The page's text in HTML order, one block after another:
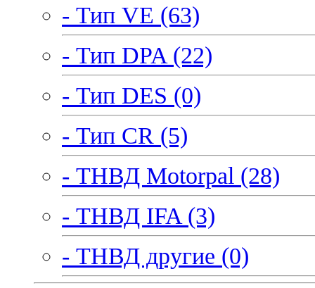
- Тип VE (63)
- Тип DPA (22)
- Тип DES (0)
- Тип CR (5)
- ТНВД Motorpal (28)
- ТНВД IFA (3)
- ТНВД другие (0)